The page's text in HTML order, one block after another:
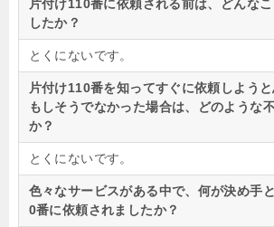
片付け110番に依頼される前は、どんな
したか？
とくにないです。
片付け110番を知ってすぐに依頼しよう
もしそうでなかった場合は、どのような
か？
とくにないです。
色々なサービスがある中で、何が決め手
0番に依頼されましたか？